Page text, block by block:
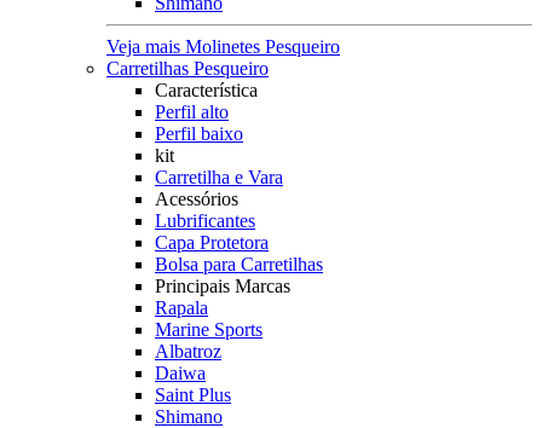
Veja mais Molinetes Pesqueiro
Carretilhas Pesqueiro
Característica
Perfil alto
Perfil baixo
kit
Carretilha e Vara
Acessórios
Lubrificantes
Capa Protetora
Bolsa para Carretilhas
Principais Marcas
Rapala
Marine Sports
Albatroz
Daiwa
Saint Plus
Shimano